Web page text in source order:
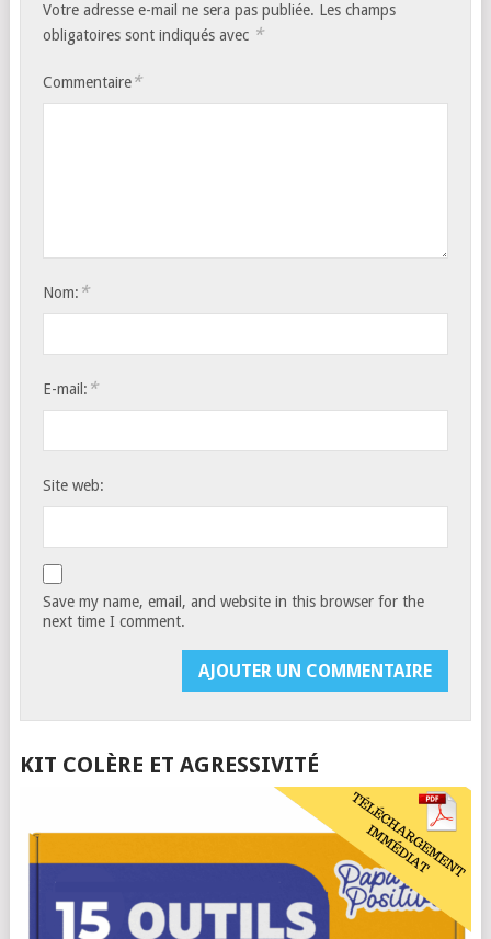
Votre adresse e-mail ne sera pas publiée. Les champs
obligatoires sont indiqués avec *
Commentaire*
Nom: *
E-mail: *
Site web:
Save my name, email, and website in this browser for the
next time I comment.
KIT COLÈRE ET AGRESSIVITÉ